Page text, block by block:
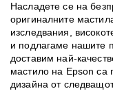
Насладете се на
оригиналните
изследвания,
и подлагаме нашите
доставим най-
мастило на Epson са
дизайна от